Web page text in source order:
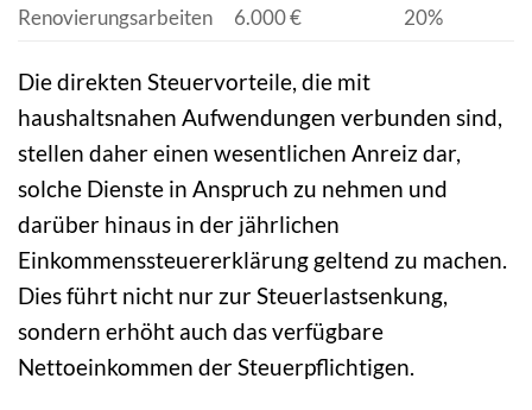
Renovierungsarbeiten
6.000 € 20%
Die direkten Steuervorteile, die mit
haushaltsnahen Aufwendungen verbunden sind,
stellen daher einen wesentlichen Anreiz dar,
solche Dienste in Anspruch zu nehmen und
darüber hinaus in der jährlichen
Einkommenssteuererklärung geltend zu machen.
Dies führt nicht nur zur Steuerlastsenkung,
sondern erhöht auch das verfügbare
Nettoeinkommen der Steuerpflichtigen.